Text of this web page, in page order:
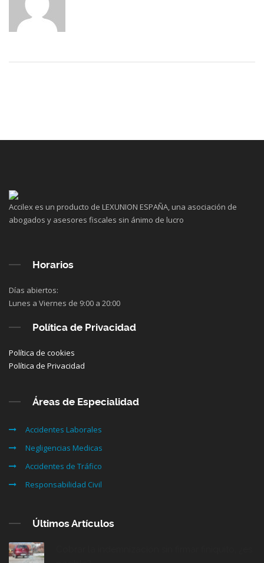
Accilex es un producto de LEXUNION ESPAÑA, una asociación de
abogados y asesores fiscales sin ánimo de lucro
Horarios
Días abiertos:
Lunes a Viernes de 9:00 a 20:00
Política de Privacidad
Política de cookies
Política de Privacidad
Áreas de Especialidad
Accidentes Laborales
Negligencias Medicas
Accidentes de Tráfico
Responsabilidad Civil
Últimos Artículos